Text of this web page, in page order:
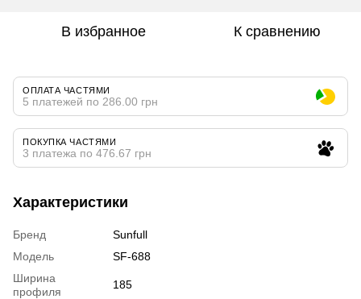
В избранное К сравнению
ОПЛАТА ЧАСТЯМИ
5 платежей по 286.00 грн
ПОКУПКА ЧАСТЯМИ
3 платежа по 476.67 грн
Характеристики
Бренд
Sunfull
Модель
SF-688
Ширина
профиля
185